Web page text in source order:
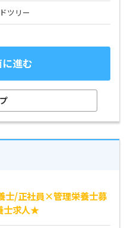
ツリー
進む
士/正社員×管理栄養士募
士求人★